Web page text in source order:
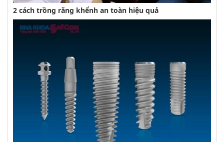
2 cách trồng răng khểnh an toàn hiệu quả